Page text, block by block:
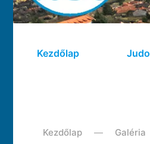
Kezdőlap Judo
Kezdőlap Galéria